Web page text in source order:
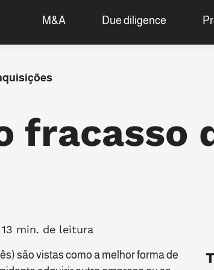
M&A Due diligence
fracasso
13 min. de leitura
são vistas como a melhor forma de